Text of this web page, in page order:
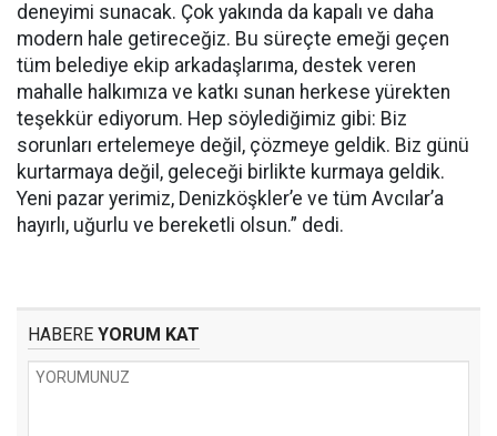
deneyimi sunacak. Çok yakında da kapalı ve daha
modern hale getireceğiz. Bu süreçte emeği geçen
tüm belediye ekip arkadaşlarıma, destek veren
mahalle halkımıza ve katkı sunan herkese yürekten
teşekkür ediyorum. Hep söylediğimiz gibi: Biz
sorunları ertelemeye değil, çözmeye geldik. Biz günü
kurtarmaya değil, geleceği birlikte kurmaya geldik.
Yeni pazar yerimiz, Denizköşkler’e ve tüm Avcılar’a
hayırlı, uğurlu ve bereketli olsun.” dedi.
HABERE YORUM KAT